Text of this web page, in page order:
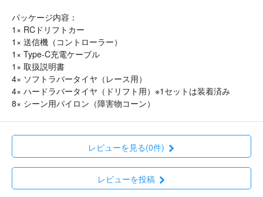
パッケージ内容：
1× RCドリフトカー
1× 送信機（コントローラー）
1× Type-C充電ケーブル
1× 取扱説明書
4× ソフトラバータイヤ（レース用）
4× ハードラバータイヤ（ドリフト用）※1セットは装着済み
8× シーン用パイロン（障害物コーン）
レビューを見る(0件)
レビューを投稿